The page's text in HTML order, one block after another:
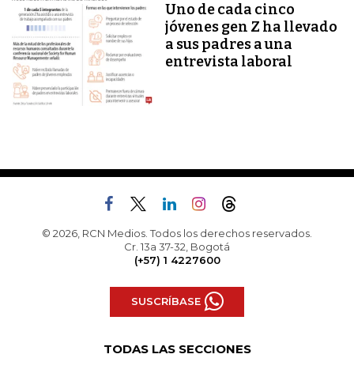
Uno de cada cinco
jóvenes gen Z ha llevado
a sus padres a una
entrevista laboral
© 2026, RCN Medios. Todos los derechos reservados.
Cr. 13a 37-32, Bogotá
(+57) 1 4227600
SUSCRÍBASE
TODAS LAS SECCIONES